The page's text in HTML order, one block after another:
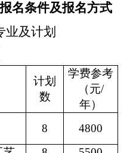
名条件及报名方式
业及计划
计划
数
学费参考
（元/
年）
8 4800